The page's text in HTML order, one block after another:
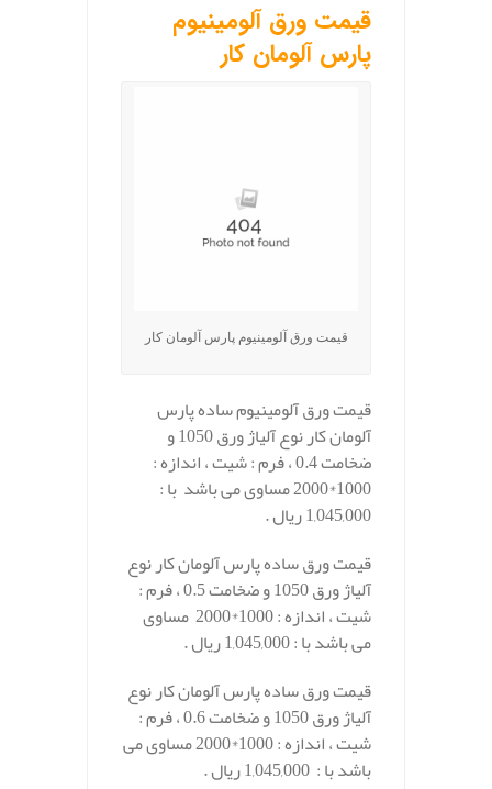
قیمت ورق آلومینیوم
پارس آلومان کار
قیمت ورق آلومینیوم پارس آلومان کار
قیمت ورق آلومینیوم ساده پارس
آلومان کار نوع آلیاژ ورق 1050 و
ضخامت 0.4 ، فرم : شیت ، اندازه :
1000*2000 مساوی می باشد با :
1,045,000 ریال .
قیمت ورق ساده پارس آلومان کار نوع
آلیاژ ورق 1050 و ضخامت 0.5 ، فرم :
شیت ، اندازه : 1000*2000 مساوی
می باشد با : 1,045,000 ریال .
قیمت ورق ساده پارس آلومان کار نوع
آلیاژ ورق 1050 و ضخامت 0.6 ، فرم :
شیت ، اندازه : 1000*2000 مساوی می
باشد با : 1,045,000 ریال .